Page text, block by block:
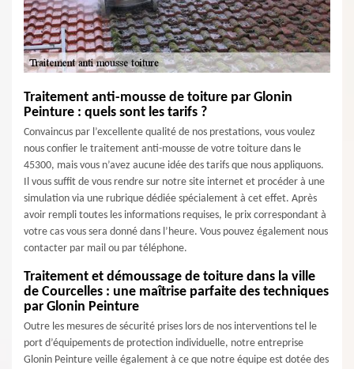
Traitement anti-mousse de toiture par Glonin
Peinture : quels sont les tarifs ?
Convaincus par l’excellente qualité de nos prestations, vous voulez
nous confier le traitement anti-mousse de votre toiture dans le
45300, mais vous n’avez aucune idée des tarifs que nous appliquons.
Il vous suffit de vous rendre sur notre site internet et procéder à une
simulation via une rubrique dédiée spécialement à cet effet. Après
avoir rempli toutes les informations requises, le prix correspondant à
votre cas vous sera donné dans l’heure. Vous pouvez également nous
contacter par mail ou par téléphone.
Traitement et démoussage de toiture dans la ville
de Courcelles : une maîtrise parfaite des techniques
par Glonin Peinture
Outre les mesures de sécurité prises lors de nos interventions tel le
port d’équipements de protection individuelle, notre entreprise
Glonin Peinture veille également à ce que notre équipe est dotée des